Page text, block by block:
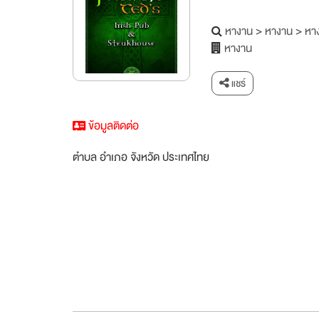
หางาน>หางาน>ห
หางาน
แชร์
ข้อมูลติดต่อ
ตำบล อำเภอ จังหวัด ประเทศไทย